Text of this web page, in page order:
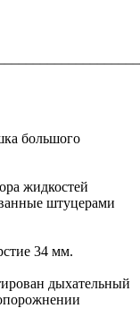
большого
жидкостей
штуцерами
34 мм.
дыхательный